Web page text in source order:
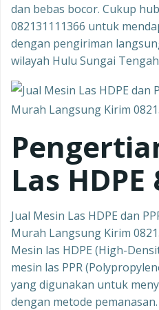
dan bebas bocor. Cukup
082131111366 untuk
dengan pengiriman
wilayah Hulu Sungai
Las HDPE
Jual Mesin Las HDPE dan
Murah Langsung Kirim
Mesin las HDPE (High-
mesin las PPR
yang digunakan untuk
dengan metode